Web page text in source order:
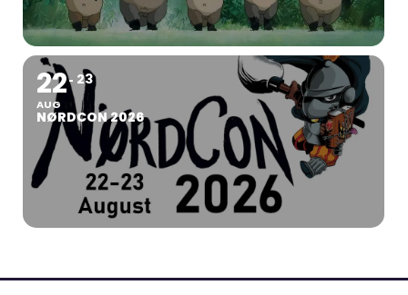
22
AUG
23
NØRDCON 2026